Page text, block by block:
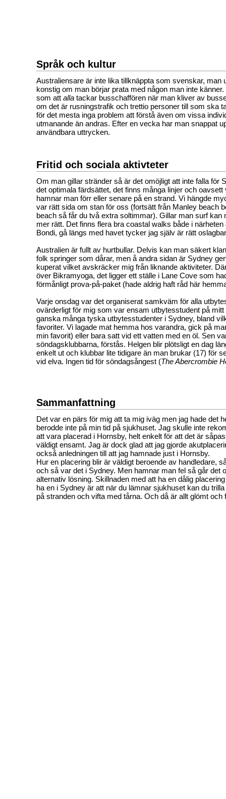
Språk och kultur
Australiensare är inte lika tillknäppta som svenskar, man
konstig om man börjar prata med någon man inte
som att alla tackar busschaffören när man kliver av
om det är rusningstrafik och trettio personer till som ska
för det mesta inga problem att förstå även om vissa
utmanande än andras. Efter en vecka har man snappat
användbara uttrycken.
Fritid och sociala aktivteter
Om man gillar stränder så är det omöjligt att inte falla för
det optimala färdsättet, det finns många linjer och oavsett
hamnar man förr eller senare på en strand. Vi hängde
var rätt sida om stan för oss (fortsätt från Manley beach
beach så får du två extra soltimmar). Gillar man surf kan
mer rätt. Det finns flera bra coastal walks både i
Bondi, gå längs med havet tycker jag själv är rätt
Australien är fullt av hurtbullar. Delvis kan man säkert
folk springer som dårar, men å andra sidan är Sydney
kuperat vilket avskräcker mig från liknande aktiviteter.
över Bikramyoga, det ligger ett ställe i Lane Cove som
förmånligt prova-på-paket (hade aldrig haft råd här
Varje onsdag var det organiserat samkväm för alla
ovärderligt för mig som var ensam utbytesstudent på
ganska många tyska utbytesstudenter i Sydney, bland
favoriter. Vi lagade mat hemma hos varandra, gick på
min favorit) eller bara satt vid ett vatten med en öl. Sen
söndagsklubbarna, förstås. Helgen blir plötsligt en dag
enkelt ut och klubbar lite tidigare än man brukar (17) för
vid elva. Ingen tid för söndagsångest (The Abercrombie
Sammanfattning
Det var en pärs för mig att ta mig iväg men jag hade det
berodde inte på min tid på sjukhuset. Jag skulle inte
att vara placerad i Hornsby, helt enkelt för att det är
väldigt ensamt. Jag är dock glad att jag gjorde
också anledningen till att jag hamnade just i Hornsby.
Hur en placering blir är väldigt beroende av handledare,
och så var det i Sydney. Men hamnar man fel så går det
alternativ lösning. Skillnaden med att ha en dålig
ha en i Sydney är att när du lämnar sjukhuset kan du
på stranden och vifta med tårna. Och då är allt glömt och